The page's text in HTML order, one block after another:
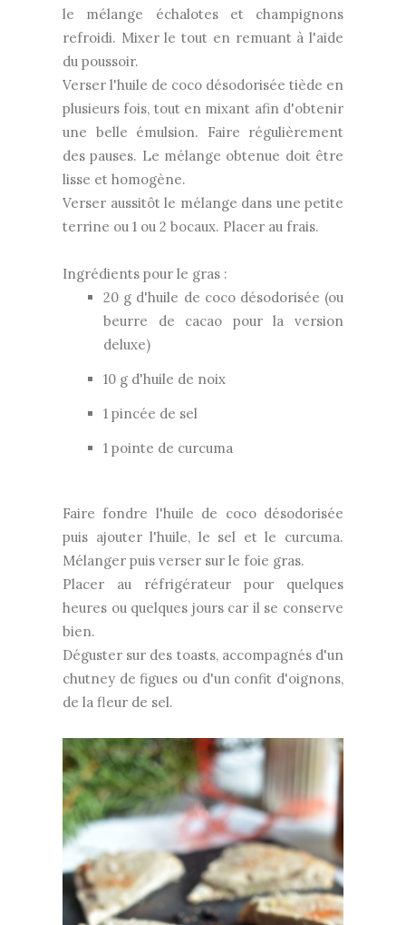
le mélange échalotes et champignons
refroidi. Mixer le tout en remuant à l'aide
du poussoir.
Verser l'huile de coco désodorisée tiède en
plusieurs fois, tout en mixant afin d'obtenir
une belle émulsion. Faire régulièrement
des pauses. Le mélange obtenue doit être
lisse et homogène.
Verser aussitôt le mélange dans une petite
terrine ou 1 ou 2 bocaux. Placer au frais.
Ingrédients pour le gras :
20 g d'huile de coco désodorisée (ou
beurre de cacao pour la version
deluxe)
10 g d'huile de noix
1 pincée de sel
1 pointe de curcuma
Faire fondre l'huile de coco désodorisée
puis ajouter l'huile, le sel et le curcuma.
Mélanger puis verser sur le foie gras.
Placer au réfrigérateur pour quelques
heures ou quelques jours car il se conserve
bien.
Déguster sur des toasts, accompagnés d'un
chutney de figues ou d'un confit d'oignons,
de la fleur de sel.